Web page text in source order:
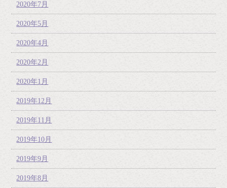
2020年7月
2020年5月
2020年4月
2020年2月
2020年1月
2019年12月
2019年11月
2019年10月
2019年9月
2019年8月